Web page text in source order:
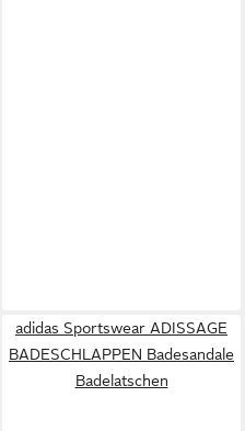
adidas Sportswear ADISSAGE
BADESCHLAPPEN Badesandale
Badelatschen